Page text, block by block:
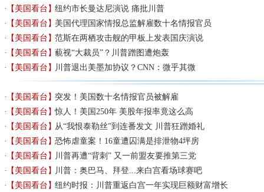
【美国看台】纽约市长曼达尼演说 痛批川普
【美国看台】美国代理国家情报总监解雇数十名情报官员
【美国看台】范斯在两栖攻击舰的甲板上发表国庆演说
【美国看台】藐视“大裁员”？川普蹭图遭炮轰
【美国看台】 川普退出美墨加协议？CNN：微乎其微
【美国看台】突发！美国数十名情报官员被解雇
【美国看台】惊人！美国250年 美股年报率竟这么高
【美国看台】从“我恨泰勒丝”到连番发文 川普狂蹭婚礼
【美国看台】恐怖虐童案！16童遭囚满是排泄物4坪房
【美国看台】 川普再遭“背刺” 又一前盟友要推第三党
【美国看台】 川普：奥巴马、拜登...来白宫看场球赛吧
【美国看台】纽约时报：川普重返白宫一年实现巨额财富增长